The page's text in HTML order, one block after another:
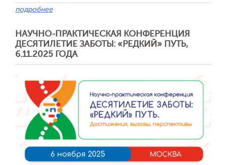
подробнее
НАУЧНО-ПРАКТИЧЕСКАЯ КОНФЕРЕНЦИЯ
ДЕСЯТИЛЕТИЕ ЗАБОТЫ: «РЕДКИЙ» ПУТЬ,
6.11.2025 ГОДА
Отправить